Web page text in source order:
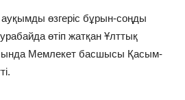
өзгеріс бұрын-соңды
өтіп жатқан Ұлттық
Мемлекет басшысы Қасым-